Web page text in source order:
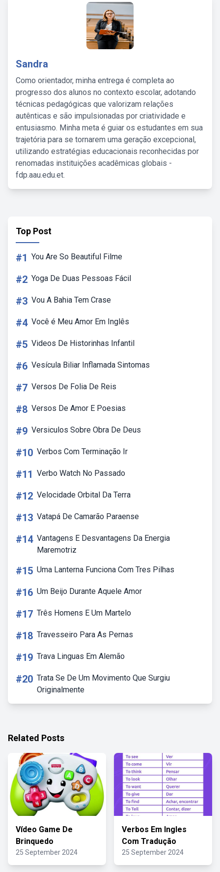
Sandra
Como orientador, minha entrega é completa ao
progresso dos alunos no contexto escolar, adotando
técnicas pedagógicas que valorizam relações
autênticas e são impulsionadas por criatividade e
entusiasmo. Minha meta é guiar os estudantes em sua
trajetória para se tornarem uma geração excepcional,
utilizando estratégias educacionais reconhecidas por
renomadas instituições acadêmicas globais -
fdp.aau.edu.et.
Top Post
#1 You Are So Beautiful Filme
#2 Yoga De Duas Pessoas Fácil
#3 Vou A Bahia Tem Crase
#4 Você é Meu Amor Em Inglês
#5 Videos De Historinhas Infantil
#6 Vesícula Biliar Inflamada Sintomas
#7 Versos De Folia De Reis
#8 Versos De Amor E Poesias
#9 Versiculos Sobre Obra De Deus
#10 Verbos Com Terminação Ir
#11 Verbo Watch No Passado
#12 Velocidade Orbital Da Terra
#13 Vatapá De Camarão Paraense
#14 Vantagens E Desvantagens Da Energia
Maremotriz
#15 Uma Lanterna Funciona Com Tres Pilhas
#16 Um Beijo Durante Aquele Amor
#17 Três Homens E Um Martelo
#18 Travesseiro Para As Pernas
#19 Trava Linguas Em Alemão
#20 Trata Se De Um Movimento Que Surgiu
Originalmente
Related Posts
Vídeo Game De
Brinquedo
25 September 2024
Verbos Em Ingles
Com Tradução
25 September 2024